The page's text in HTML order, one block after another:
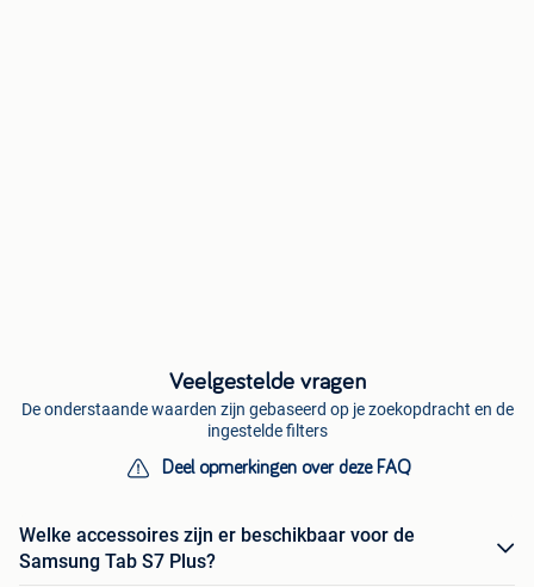
Veelgestelde vragen
De onderstaande waarden zijn gebaseerd op je zoekopdracht en de
ingestelde filters
Deel opmerkingen over deze FAQ
Welke accessoires zijn er beschikbaar voor de
Samsung Tab S7 Plus?